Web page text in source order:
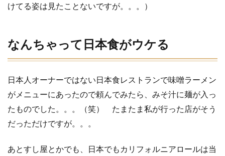
けてる姿は見たことないですが。。。）
なんちゃって日本食がウケる
日本人オーナーではない日本食レストランで味噌ラーメン
がメニューにあったので頼んでみたら、みそ汁に麺が入っ
たものでした。。。（笑） たまたま私が行った店がそう
だっただけですが。。。
あとすし屋とかでも、日本でもカリフォルニアロールは当